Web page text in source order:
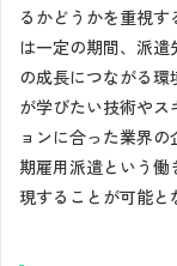
るかどうかを重視
は一定の期間、派
の成長につながる
が学びたい技術や
ョンに合った業界
期雇用派遣という
現することが可能と